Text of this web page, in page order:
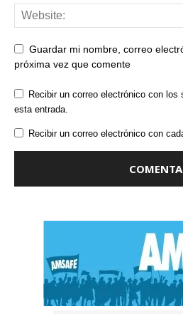
Guardar mi nombre, correo
próxima vez que comente
Recibir un correo electrónico con los
esta entrada.
Recibir un correo electrónico con